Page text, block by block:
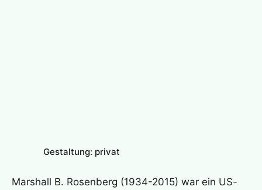
Gestaltung: privat
Marshall B. Rosenberg (1934-2015) war ein US-